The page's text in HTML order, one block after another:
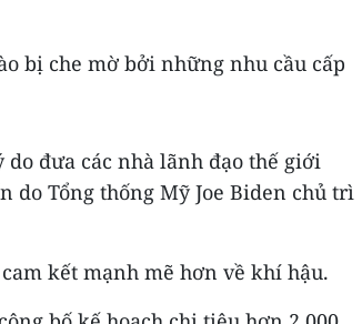
bị che mờ bởi những nhu cầu cấp
đưa các nhà lãnh đạo thế giới
Tổng thống Mỹ Joe Biden chủ trì
kết mạnh mẽ hơn về khí hậu.